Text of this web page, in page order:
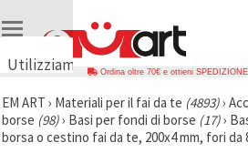
Utilizziamo
🍪
Utilizziamo
cookie e
Ordina oltre 70€ e ottieni
EM ART › Materiali per il fai da te (4893)›
borse (98)› Basi per fondi di borse (17)›
borsa o cestino fai da te, 200x4 mm, fori